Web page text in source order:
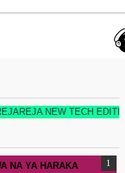
EDITION 2026
NA YA HARAKA